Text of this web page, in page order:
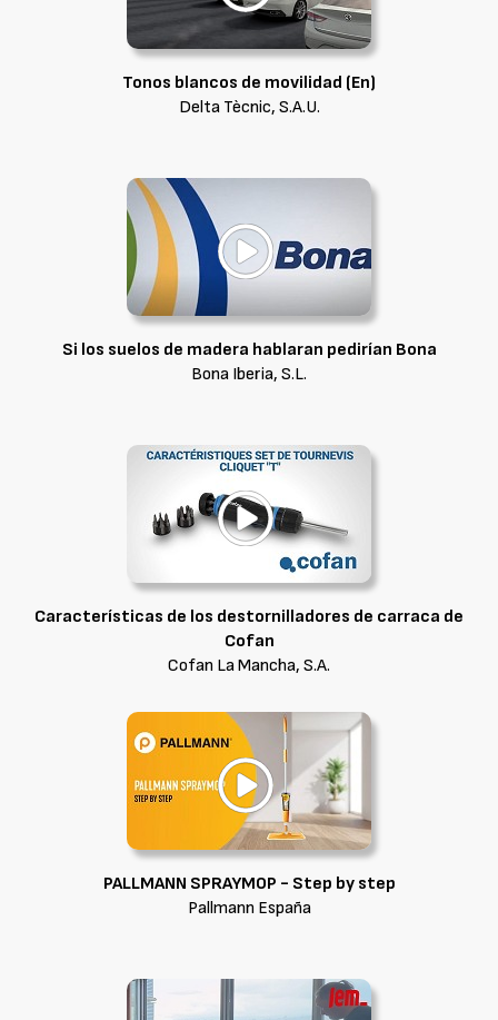
Tonos blancos de movilidad (En)
Delta Tècnic, S.A.U.
Si los suelos de madera hablaran pedirían Bona
Bona Iberia, S.L.
Características de los destornilladores de carraca de
Cofan
Cofan La Mancha, S.A.
PALLMANN SPRAYMOP - Step by step
Pallmann España